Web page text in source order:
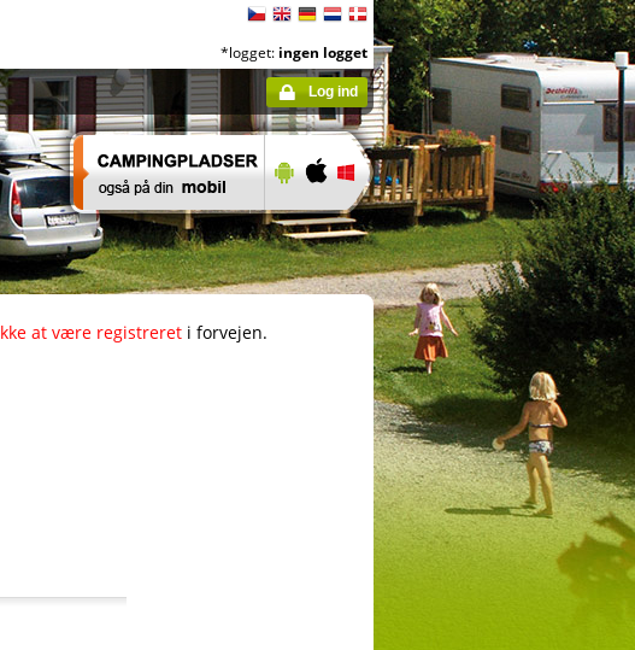
*logget: ingen logget
Log ind
at være registreret i forvejen.